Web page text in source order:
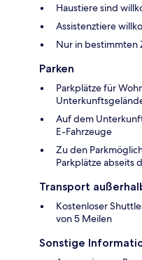
Haustiere sind
Assistenztiere
Nur in bestimmten
Parken
Parkplätze für
Auf dem
E-Fahrzeuge
Zu den
Parkplätze abseits
Transport
Kostenloser
von 5 Meilen
Sonstige